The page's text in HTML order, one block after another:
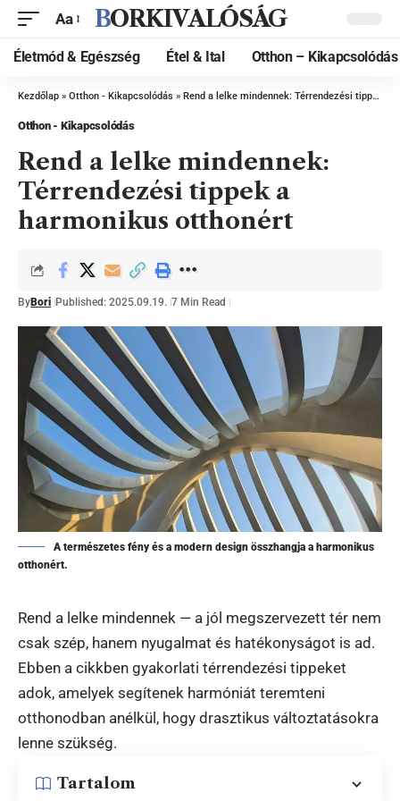
Aa BORKIVALÓSÁG
Életmód & Egészség Étel & Ital Otthon – Kikapcsolódás
Kezdőlap » Otthon - Kikapcsolódás » Rend a lelke mindennek: Térrendezési tippek a harmonikus otthonért
Otthon - Kikapcsolódás
Rend a lelke mindennek:
Térrendezési tippek a
harmonikus otthonért
ByBori Published: 2025.09.19. 7 Min Read
A természetes fény és a modern design összhangja a harmonikus
otthonért.
Rend a lelke mindennek — a jól megszervezett tér nem
csak szép, hanem nyugalmat és hatékonyságot is ad.
Ebben a cikkben gyakorlati térrendezési tippeket
adok, amelyek segítenek harmóniát teremteni
otthonodban anélkül, hogy drasztikus változtatásokra
lenne szükség.
Tartalom